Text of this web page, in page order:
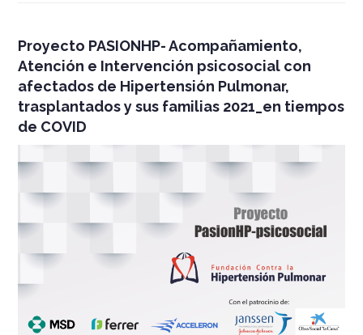
Proyecto PASIONHP- Acompañamiento,
Atención e Intervención psicosocial con
afectados de Hipertensión Pulmonar,
trasplantados y sus familias 2021_en tiempos
de COVID